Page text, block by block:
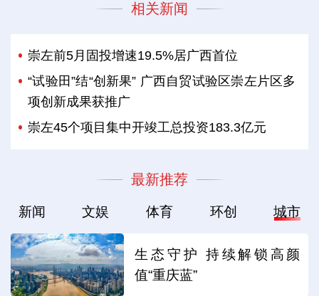
相关新闻
崇左前5月固投增速19.5%居广西首位
“试验田”结“创新果” 广西自贸试验区崇左片区多
项创新成果获推广
崇左45个项目集中开竣工总投资183.3亿元
最新推荐
新闻 文娱 体育 环创 城市
生态守护 持续解锁高颜
值“重庆蓝”